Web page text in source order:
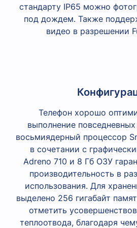
стандарту IP65 можно
под дождем. Также
видео в разрешении
Телефон хорошо
выполнение
восьмиядерный процессор
в сочетании с
Adreno 710 и 8 Гб ОЗУ
производительность в
использования. Для
выделено 256 гигабайт
отметить
теплоотвода, благодаря